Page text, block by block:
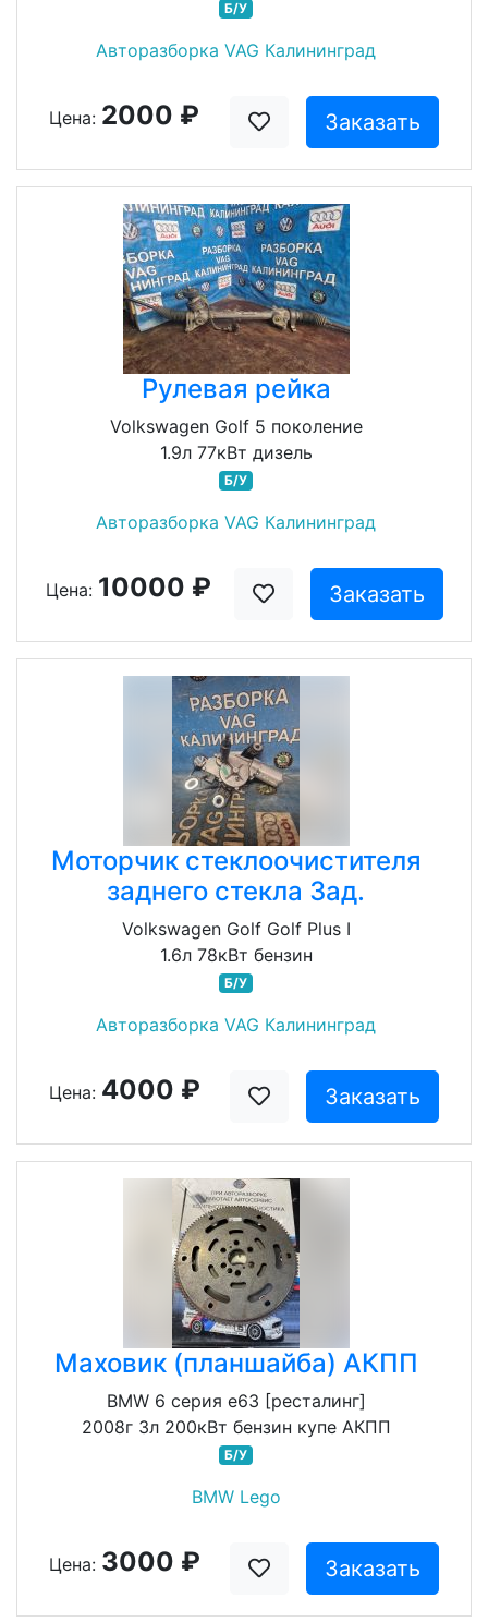
Б/У
Авторазборка VAG Калининград
Цена: 2000 ₽ Заказать
Рулевая рейка
Volkswagen Golf 5 поколение
1.9л 77кВт дизель
Б/У
Авторазборка VAG Калининград
Цена: 10000 ₽ Заказать
Моторчик стеклоочистителя
заднего стекла Зад.
Volkswagen Golf Golf Plus I
1.6л 78кВт бензин
Б/У
Авторазборка VAG Калининград
Цена: 4000 ₽ Заказать
Маховик (планшайба) АКПП
BMW 6 серия e63 [ресталинг]
2008г 3л 200кВт бензин купе АКПП
Б/У
BMW Lego
Цена: 3000 ₽ Заказать